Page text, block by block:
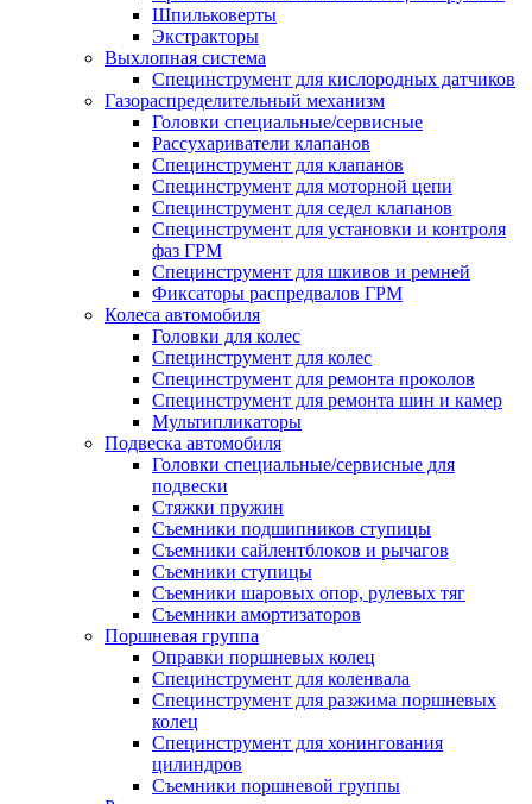
Шпильковерты
Экстракторы
Выхлопная система
Специнструмент для кислородных датчиков
Газораспределительный механизм
Головки специальные/сервисные
Рассухариватели клапанов
Специнструмент для клапанов
Специнструмент для моторной цепи
Специнструмент для седел клапанов
Специнструмент для установки и контроля
фаз ГРМ
Специнструмент для шкивов и ремней
Фиксаторы распредвалов ГРМ
Колеса автомобиля
Головки для колес
Специнструмент для колес
Специнструмент для ремонта проколов
Специнструмент для ремонта шин и камер
Мультипликаторы
Подвеска автомобиля
Головки специальные/сервисные для
подвески
Стяжки пружин
Съемники подшипников ступицы
Съемники сайлентблоков и рычагов
Съемники ступицы
Съемники шаровых опор, рулевых тяг
Съемники амортизаторов
Поршневая группа
Оправки поршневых колец
Специнструмент для коленвала
Специнструмент для разжима поршневых
колец
Специнструмент для хонингования
цилиндров
Съемники поршневой группы